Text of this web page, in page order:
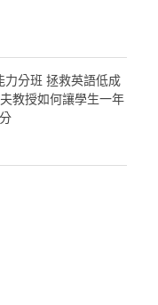
力分班 拯救英語低成
教授如何讓學生一年